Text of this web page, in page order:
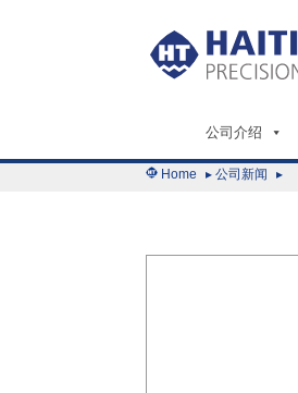
公司介绍
Home ▸公司新闻 ▸